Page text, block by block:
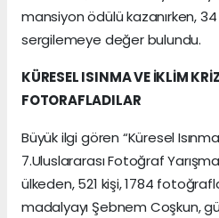
mansiyon ödülü kazanırken,
sergilemeye değer bulundu.
KÜRESEL ISINMA VE İKLİM
FOTORAFLADILAR
Büyük ilgi gören “Küresel
7.Uluslararası Fotoğraf
ülkeden, 521 kişi, 1784
madalyayı Şebnem Coşkun,